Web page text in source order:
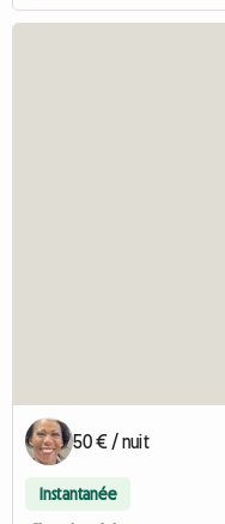
50 € / nuit
Instantanée